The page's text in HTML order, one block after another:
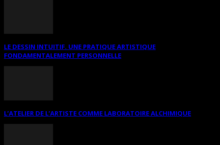
LE DESSIN INTUITIF. UNE PRATIQUE ARTISTIQUE
FONDAMENTALEMENT PERSONNELLE
L’ATELIER DE L’ARTISTE COMME LABORATOIRE ALCHIMIQUE